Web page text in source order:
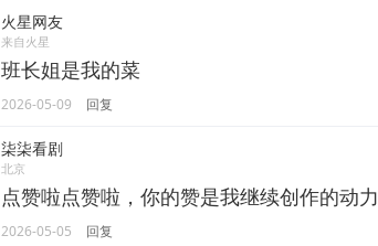
火星网友
来自火星
班长姐是我的菜
2026-05-09 回复
柒柒看剧
北京
点赞啦点赞啦，你的赞是我继续创作的动力
2026-05-05 回复